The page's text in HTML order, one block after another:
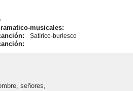
musicales:
Satírico-burlesco
señores,